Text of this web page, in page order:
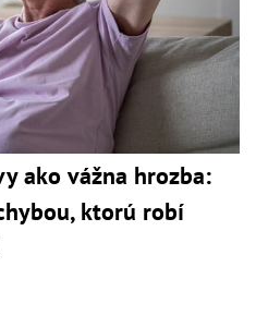
ako vážna hrozba:
ktorú robí